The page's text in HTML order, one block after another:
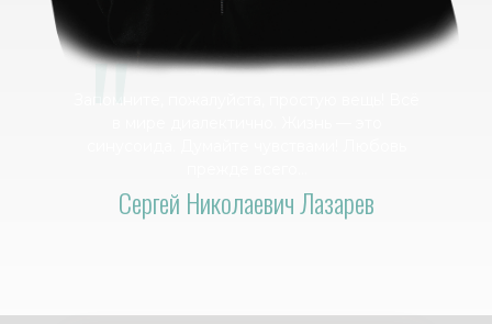
Сергей Николаевич Лазарев
"